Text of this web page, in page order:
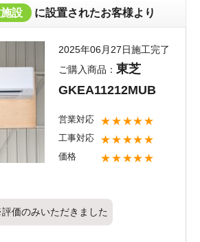
ても嬉しく思います。お褒めのお言
頂戴しありがとうございます。こ
らも全てのお客様にご満足いただ
るよう社員一同がんばって参りたい
思います。新しくお取り付けしたエ
コンで1年を快適にお過ごしいただ
り付けしたエアコンのお掃除なども
っております。今後お使い頂く中
、冷暖房効率の低下を感じられまし
設 に設置されたお客様より
2025年06月27日施工完了
ご購入商品： 東芝
GKEA11212MUB
営業対応 ★★★★★
工事対応 ★★★★★
価格 ★★★★★
価のみいただきました